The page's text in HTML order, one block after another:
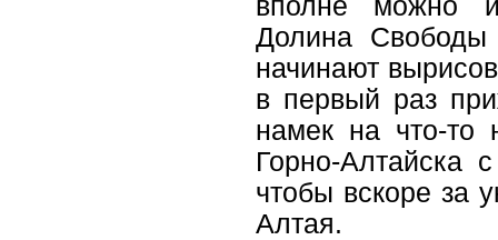
Долина Свободы
начинают
в первый раз
намек на что-то
Горно-Алтайска
чтобы вскоре за
Алтая.